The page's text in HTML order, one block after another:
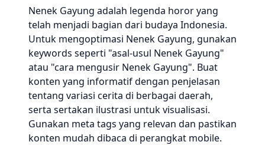
Nenek Gayung adalah legenda horor yang
telah menjadi bagian dari budaya Indonesia.
Untuk mengoptimasi Nenek Gayung, gunakan
keywords seperti "asal-usul Nenek Gayung"
atau "cara mengusir Nenek Gayung". Buat
konten yang informatif dengan penjelasan
tentang variasi cerita di berbagai daerah,
serta sertakan ilustrasi untuk visualisasi.
Gunakan meta tags yang relevan dan pastikan
konten mudah dibaca di perangkat mobile.